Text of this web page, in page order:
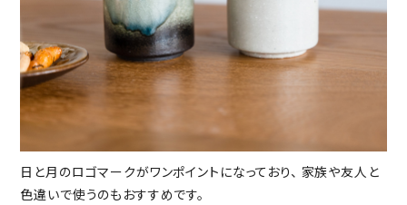
日と月のロゴマークがワンポイントになっており、 家族や友人と
色違いで使うのもおすすめです。